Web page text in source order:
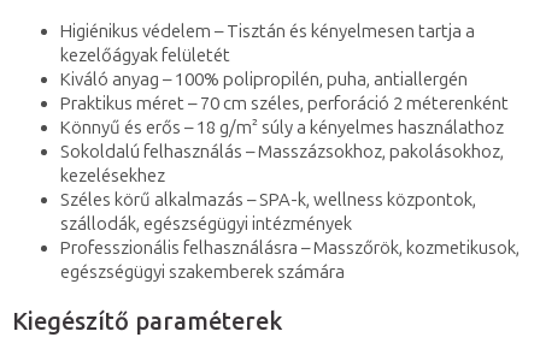
Higiénikus védelem – Tisztán és kényelmesen tartja a
kezelőágyak felületét
Kiváló anyag – 100% polipropilén, puha, antiallergén
Praktikus méret – 70 cm széles, perforáció 2 méterenként
Könnyű és erős – 18 g/m² súly a kényelmes használathoz
Sokoldalú felhasználás – Masszázsokhoz, pakolásokhoz,
kezelésekhez
Széles körű alkalmazás – SPA-k, wellness központok,
szállodák, egészségügyi intézmények
Professzionális felhasználásra – Masszőrök, kozmetikusok,
egészségügyi szakemberek számára
Kiegészítő paraméterek